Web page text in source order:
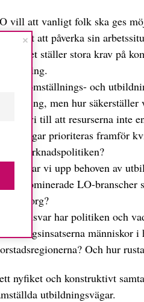
vill att vanligt folk ska ges
möjlighet att påverka sin
ställer stora krav på
jobbväxling.
Ett nytt omställnings- och
omställning, men hur
Hur ser vi till att resurserna inte
prioriteras framför
arbetsmarknadspolitiken?
Hur fångar vi upp behoven av
kvinnodominerade LO-
och omsorg?
Vilket ansvar har politiken och
utbildningsinsatserna människor
Och hur
nyfiket och konstruktivt
utbildningsvägar.